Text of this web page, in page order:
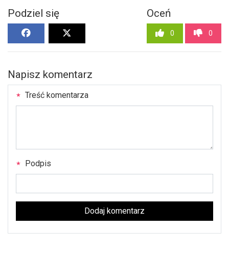
Podziel się Oceń
0 0
Napisz komentarz
Treść komentarza
Podpis
Dodaj komentarz